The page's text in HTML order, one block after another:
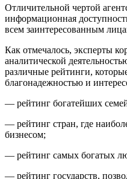
Отличительной чертой
информационная
всем заинтересованным
Как отмечалось, эксперты
аналитической
различные рейтинги,
благонадежностью и
— рейтинг богатейших
— рейтинг стран, где
бизнесом;
— рейтинг самых богатых
— рейтинг государств,